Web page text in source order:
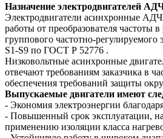
Назначение электродвигателей
Электродвигатели асинхронные
работы от преобразователя частоты
группового частотно-
S1-S9 по ГОСТ Р 52776 .
Низковольтные асинхронные
отвечают требованиям заказчика в
обеспечения требований защиты
Выпускаемые двигатели имеют
- Экономия электроэнергии
- Повышенный срок эксплуатации,
применению изоляции класса